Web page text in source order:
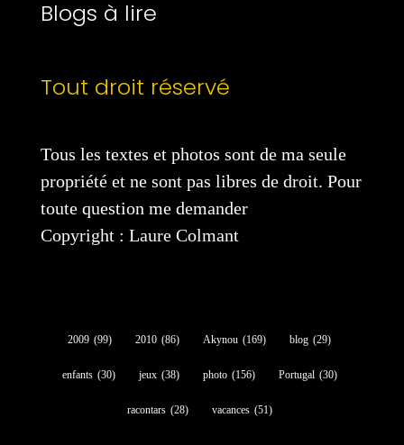
Blogs à lire
Tout droit réservé
Tous les textes et photos sont de ma seule
propriété et ne sont pas libres de droit. Pour
toute question me demander
Copyright : Laure Colmant
2009 (99) 2010 (86) Akynou (169) blog (29)
enfants (30) jeux (38) photo (156) Portugal (30)
racontars (28) vacances (51)